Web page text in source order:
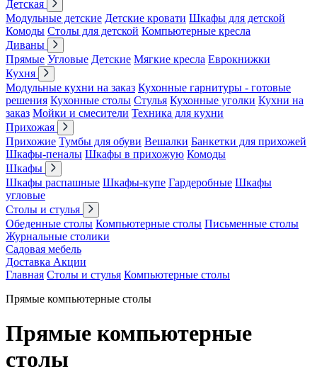
Детская
Модульные детские Детские кровати Шкафы для детской
Комоды Столы для детской Компьютерные кресла
Диваны
Прямые Угловые Детские Мягкие кресла Еврокнижки
Кухня
Модульные кухни на заказ Кухонные гарнитуры - готовые
решения Кухонные столы Стулья Кухонные уголки Кухни на
заказ Мойки и смесители Техника для кухни
Прихожая
Прихожие Тумбы для обуви Вешалки Банкетки для прихожей
Шкафы-пеналы Шкафы в прихожую Комоды
Шкафы
Шкафы распашные Шкафы-купе Гардеробные Шкафы
угловые
Столы и стулья
Обеденные столы Компьютерные столы Письменные столы
Журнальные столики
Садовая мебель
Доставка Акции
Главная Столы и стулья Компьютерные столы
Прямые компьютерные столы
Прямые компьютерные
столы